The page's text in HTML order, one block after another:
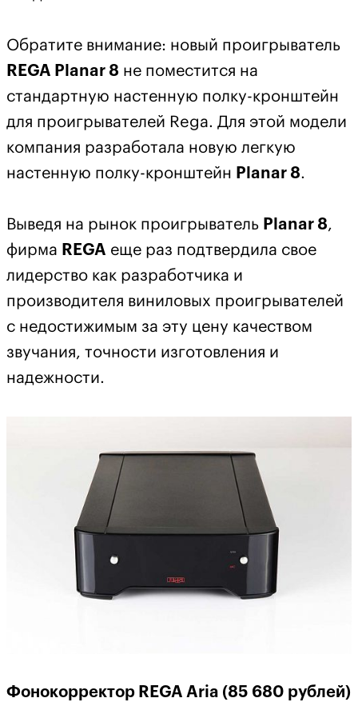
Обратите внимание: новый проигрыватель
REGA Planar 8 не поместится на
стандартную настенную полку-кронштейн
для проигрывателей Rega. Для этой модели
компания разработала новую легкую
настенную полку-кронштейн Planar 8.
Выведя на рынок проигрыватель Planar 8,
фирма REGA еще раз подтвердила свое
лидерство как разработчика и
производителя виниловых проигрывателей
с недостижимым за эту цену качеством
звучания, точности изготовления и
надежности.
Фонокорректор REGA Aria (85 680 рублей)